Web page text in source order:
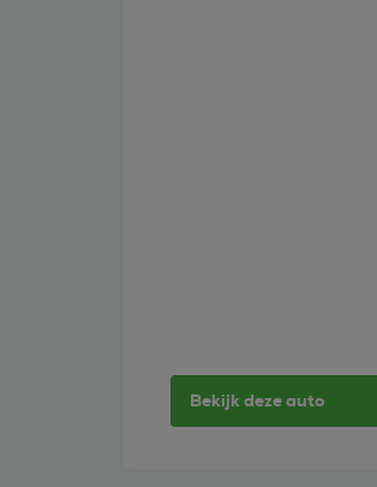
Bekijk deze auto